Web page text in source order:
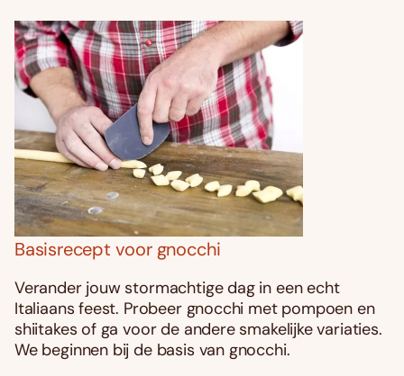
Basisrecept voor gnocchi
Verander jouw stormachtige dag in een echt
Italiaans feest. Probeer gnocchi met pompoen en
shiitakes of ga voor de andere smakelijke variaties.
We beginnen bij de basis van gnocchi.